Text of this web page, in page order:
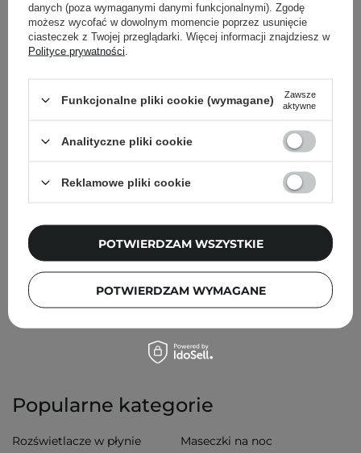
NIOD to marka-córka kanadyjskiej firmy DECIEM imarka-
siostra marki The Ordinary , która również robi
spektakularną karierę. Została założona w 2013 roku przez
Brandona Truaxe, informatyka i przedsiębiorcę
kosmetycznego irańsko-kanadyjskiego pochodzenia. Nazw
brandu jest akronimem wyrażenia Non-Invasive Options in
Dermal Science, które można przetłumaczyć z języka
dermatologii”.
Dokładnie taka idea przyświeca produktom NIOD.
Wytwarzane są po to, żeby możliwe było zadbanie o świeży,
młodzieńczy wygląd bez konieczności poddawania się
ryzykownym procedurom medycznym czy kosmetycznym.
Dedykowane potrzebom wielu różnych typów skór, w tym
wrażliwych, trądzikowych, dojrzałych czy mieszanych.
Czytaj więcej
Popularne kategorie
Rozświetlacze w płynie Maseczki na noc
danych (poza wymaganymi danymi funkcjonalnymi). Zgodę
możesz wycofać w dowolnym momencie poprzez usunięcie
ciasteczek z Twojej przeglądarki. Więcej informacji znajdziesz w
Polityce prywatności
Funkcjonalne pliki cookie (wymagane)
Zawsze
aktywne
Analityczne pliki cookie
Reklamowe pliki cookie
POTWIERDZAM WYMAGANE
POTWIERDZAM WSZYSTKIE